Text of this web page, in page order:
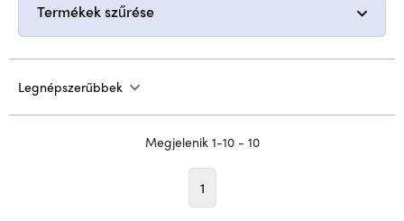
Termékek szűrése
Legnépszerűbbek
Megjelenik 1-10 - 10
1